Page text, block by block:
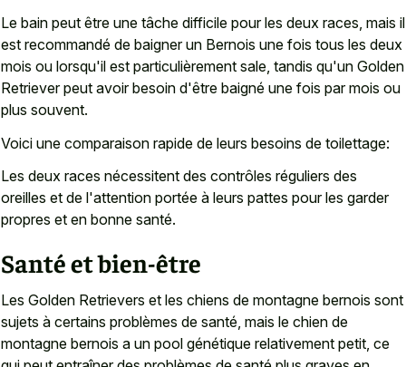
Le bain peut être une tâche difficile pour les deux races, mais il
est recommandé de baigner un Bernois une fois tous les deux
mois ou lorsqu'il est particulièrement sale, tandis qu'un Golden
Retriever peut avoir besoin d'être baigné une fois par mois ou
plus souvent.
Voici une comparaison rapide de leurs besoins de toilettage:
Les deux races nécessitent des contrôles réguliers des
oreilles et de l'attention portée à leurs pattes pour les garder
propres et en bonne santé.
Santé et bien-être
Les Golden Retrievers et les chiens de montagne bernois sont
sujets à certains problèmes de santé, mais le chien de
montagne bernois a un pool génétique relativement petit, ce